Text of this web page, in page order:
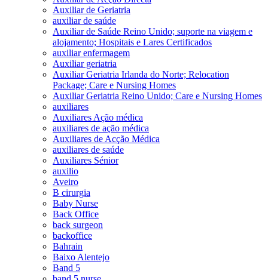
Auxiliar de Geriatria
auxiliar de saúde
Auxiliar de Saúde Reino Unido; suporte na viagem e
alojamento; Hospitais e Lares Certificados
auxiliar enfermagem
Auxiliar geriatria
Auxiliar Geriatria Irlanda do Norte; Relocation
Package; Care e Nursing Homes
Auxiliar Geriatria Reino Unido; Care e Nursing Homes
auxiliares
Auxiliares Ação médica
auxiliares de ação médica
Auxiliares de Acção Médica
auxiliares de saúde
Auxiliares Sénior
auxilio
Aveiro
B cirurgia
Baby Nurse
Back Office
back surgeon
backoffice
Bahrain
Baixo Alentejo
Band 5